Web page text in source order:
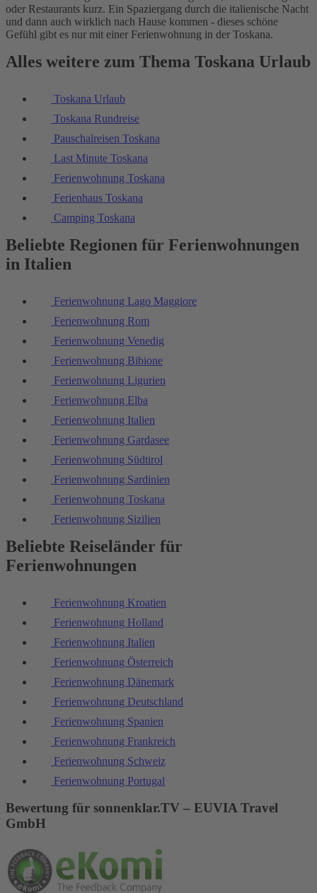
oder Restaurants kurz. Ein Spaziergang durch die italienische Nacht
und dann auch wirklich nach Hause kommen - dieses schöne
Gefühl gibt es nur mit einer Ferienwohnung in der Toskana.
Alles weitere zum Thema Toskana Urlaub
Toskana Urlaub
Toskana Rundreise
Pauschalreisen Toskana
Last Minute Toskana
Ferienwohnung Toskana
Ferienhaus Toskana
Camping Toskana
Beliebte Regionen für Ferienwohnungen
in Italien
Ferienwohnung Lago Maggiore
Ferienwohnung Rom
Ferienwohnung Venedig
Ferienwohnung Bibione
Ferienwohnung Ligurien
Ferienwohnung Elba
Ferienwohnung Italien
Ferienwohnung Gardasee
Ferienwohnung Südtirol
Ferienwohnung Sardinien
Ferienwohnung Toskana
Ferienwohnung Sizilien
Beliebte Reiseländer für
Ferienwohnungen
Ferienwohnung Kroatien
Ferienwohnung Holland
Ferienwohnung Italien
Ferienwohnung Österreich
Ferienwohnung Dänemark
Ferienwohnung Deutschland
Ferienwohnung Spanien
Ferienwohnung Frankreich
Ferienwohnung Schweiz
Ferienwohnung Portugal
Bewertung für sonnenklar.TV – EUVIA Travel
GmbH